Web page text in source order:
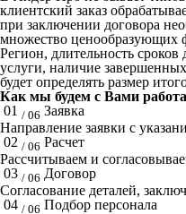
клиентский заказ
при заключении договора
множество ценообразующих
Регион, длительность
услуги, наличие
будет определять размер
Как мы будем с Вами
01 / 06 Заявка
Направление заявки с
02 / 06 Расчет
Рассчитываем и
03 / 06 Договор
Согласование деталей,
04 / 06 Подбор персонала